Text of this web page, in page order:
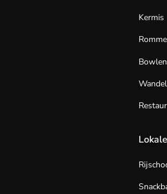
Kermis
Bowlen